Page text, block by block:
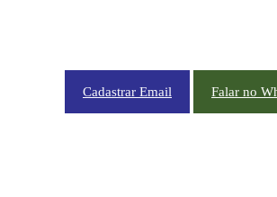
Cadastrar Email Falar no